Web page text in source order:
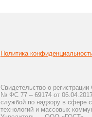
Политика
Свидетельство о
№ ФС 77 – 69174 от
службой по надзору в сфере
технологий и массовых